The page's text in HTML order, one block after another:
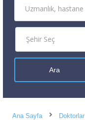
Ana Sayfa Doktorlar